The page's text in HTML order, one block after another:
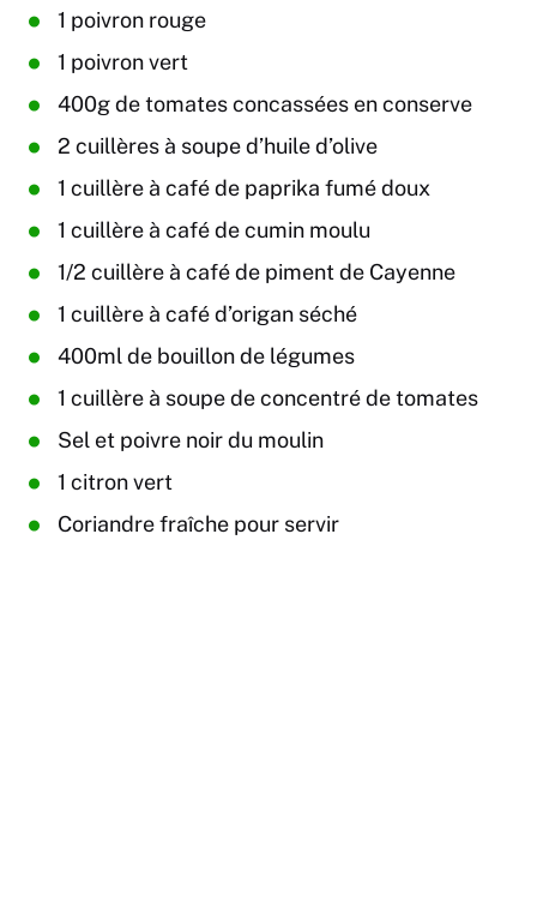
1 poivron rouge
1 poivron vert
400g de tomates concassées en conserve
2 cuillères à soupe d’huile d’olive
1 cuillère à café de paprika fumé doux
1 cuillère à café de cumin moulu
1/2 cuillère à café de piment de Cayenne
1 cuillère à café d’origan séché
400ml de bouillon de légumes
1 cuillère à soupe de concentré de tomates
Sel et poivre noir du moulin
1 citron vert
Coriandre fraîche pour servir